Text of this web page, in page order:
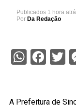
Publicados 1 hora
Por Da Redação
A Prefeitura de